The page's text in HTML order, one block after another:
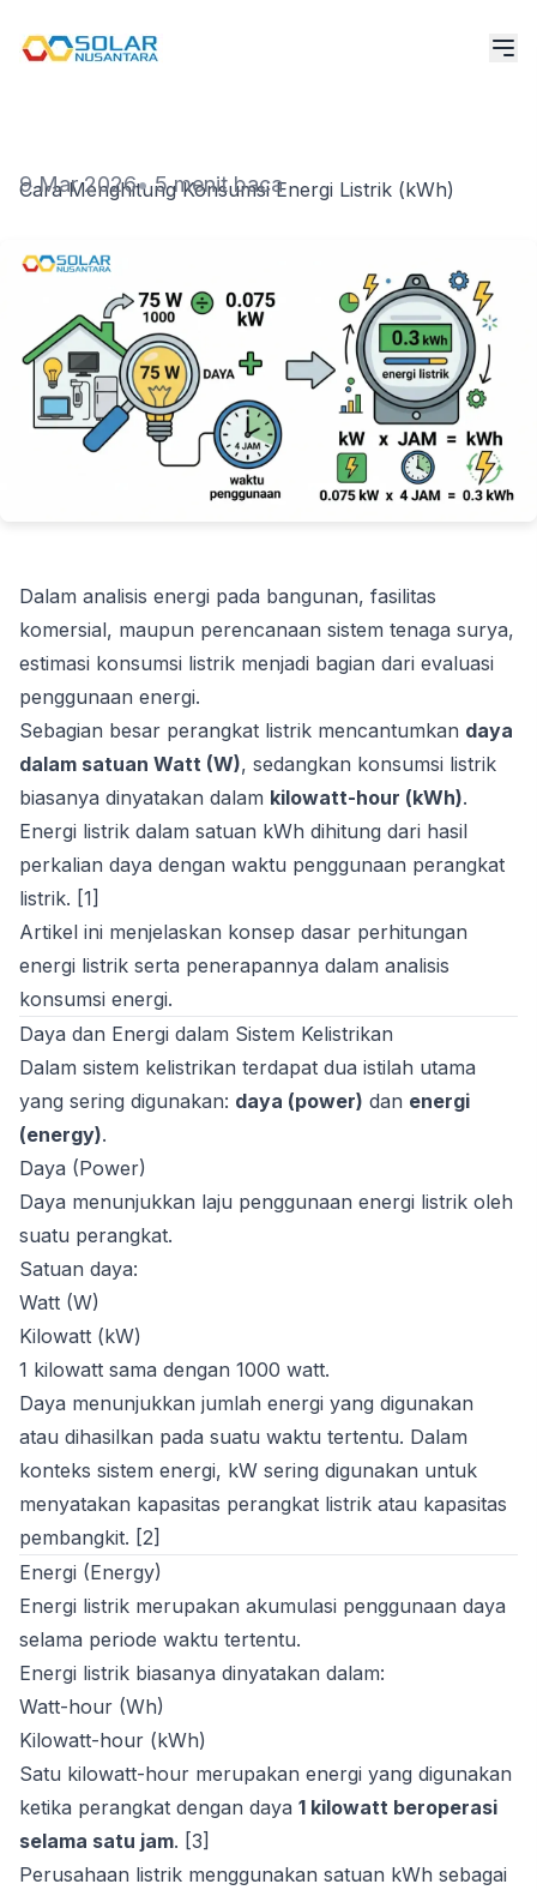
Cara Menghitung Konsumsi Energi Listrik (kWh)
9 Mar 2026• 5 menit baca
Dalam analisis energi pada bangunan, fasilitas
komersial, maupun perencanaan sistem tenaga surya,
estimasi konsumsi listrik menjadi bagian dari evaluasi
penggunaan energi.
Sebagian besar perangkat listrik mencantumkan daya
dalam satuan Watt (W), sedangkan konsumsi listrik
biasanya dinyatakan dalam kilowatt-hour (kWh).
Energi listrik dalam satuan kWh dihitung dari hasil
perkalian daya dengan waktu penggunaan perangkat
listrik. [1]
Artikel ini menjelaskan konsep dasar perhitungan
energi listrik serta penerapannya dalam analisis
konsumsi energi.
Daya dan Energi dalam Sistem Kelistrikan
Dalam sistem kelistrikan terdapat dua istilah utama
yang sering digunakan: daya (power) dan energi
(energy).
Daya (Power)
Daya menunjukkan laju penggunaan energi listrik oleh
suatu perangkat.
Satuan daya:
Watt (W)
Kilowatt (kW)
1 kilowatt sama dengan 1000 watt.
Daya menunjukkan jumlah energi yang digunakan
atau dihasilkan pada suatu waktu tertentu. Dalam
konteks sistem energi, kW sering digunakan untuk
menyatakan kapasitas perangkat listrik atau kapasitas
pembangkit. [2]
Energi (Energy)
Energi listrik merupakan akumulasi penggunaan daya
selama periode waktu tertentu.
Energi listrik biasanya dinyatakan dalam:
Watt-hour (Wh)
Kilowatt-hour (kWh)
Satu kilowatt-hour merupakan energi yang digunakan
ketika perangkat dengan daya 1 kilowatt beroperasi
selama satu jam. [3]
Perusahaan listrik menggunakan satuan kWh sebagai